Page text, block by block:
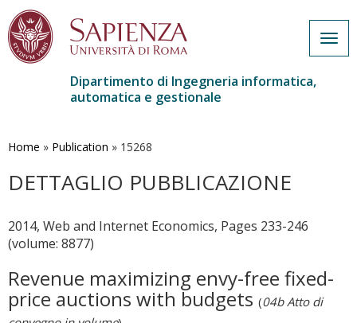
contenuto
Dipartimento di Ingegneria informatica,
automatica e gestionale
Home » Publication » 15268
DETTAGLIO PUBBLICAZIONE
2014, Web and Internet Economics, Pages 233-246
(volume: 8877)
Revenue maximizing envy-free fixed-
price auctions with budgets (04b Atto di